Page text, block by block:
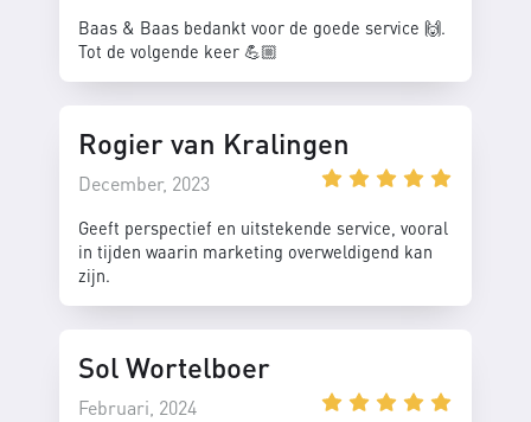
Baas & Baas bedankt voor de goede service 🙌.
Tot de volgende keer 💪🏼
Rogier van Kralingen
December, 2023
Geeft perspectief en uitstekende service, vooral
in tijden waarin marketing overweldigend kan
zijn.
Sol Wortelboer
Februari, 2024